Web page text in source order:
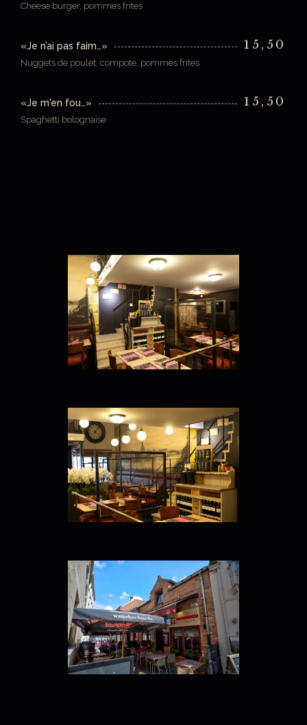
Cheese burger, pommes frites
«Je n’ai pas faim…» 15,50
Nuggets de poulet, compote, pommes frites
«Je m'en fou…» 15,50
Spaghetti bolognaise